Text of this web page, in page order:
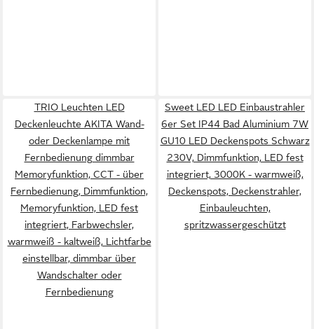
TRIO Leuchten LED
Deckenleuchte AKITA Wand-
oder Deckenlampe mit
Fernbedienung dimmbar
Memoryfunktion, CCT - über
Fernbedienung, Dimmfunktion,
Memoryfunktion, LED fest
integriert, Farbwechsler,
warmweiß - kaltweiß, Lichtfarbe
einstellbar, dimmbar über
Wandschalter oder
Fernbedienung
Sweet LED LED Einbaustrahler
6er Set IP44 Bad Aluminium 7W
GU10 LED Deckenspots Schwarz
230V, Dimmfunktion, LED fest
integriert, 3000K - warmweiß,
Deckenspots, Deckenstrahler,
Einbauleuchten,
spritzwassergeschützt